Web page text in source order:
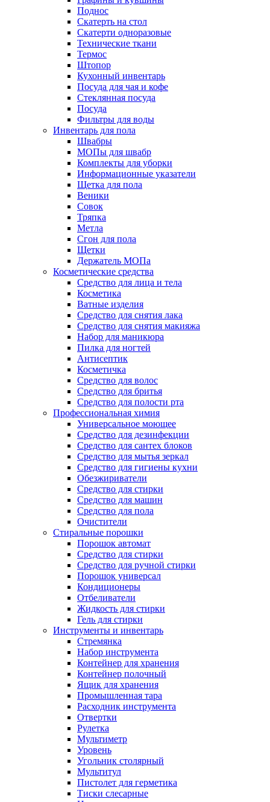
Поднос
Скатерть на стол
Скатерти одноразовые
Технические ткани
Термос
Штопор
Кухонный инвентарь
Посуда для чая и кофе
Стеклянная посуда
Посуда
Фильтры для воды
Инвентарь для пола
Швабры
МОПы для швабр
Комплекты для уборки
Информационные указатели
Щетка для пола
Веники
Совок
Тряпка
Метла
Сгон для пола
Щетки
Держатель МОПа
Косметические средства
Средство для лица и тела
Косметика
Ватные изделия
Средство для снятия лака
Средство для снятия макияжа
Набор для маникюра
Пилка для ногтей
Антисептик
Косметичка
Средство для волос
Средство для бритья
Средство для полости рта
Профессиональная химия
Универсальное моющее
Средство для дезинфекции
Средство для сантех блоков
Средство для мытья зеркал
Средство для гигиены кухни
Обезжириватели
Средство для стирки
Средство для машин
Средство для пола
Очистители
Стиральные порошки
Порошок автомат
Средство для стирки
Средство для ручной стирки
Порошок универсал
Кондиционеры
Отбеливатели
Жидкость для стирки
Гель для стирки
Инструменты и инвентарь
Стремянка
Набор инструмента
Контейнер для хранения
Контейнер полочный
Ящик для хранения
Промышленная тара
Расходник инструмента
Отвертки
Рулетка
Мультиметр
Уровень
Угольник столярный
Мультитул
Пистолет для герметика
Тиски слесарные